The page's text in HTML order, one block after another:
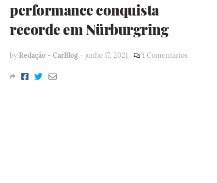
performance conquista
recorde em Nürburgring
by Redação - CarBlog - junho 17, 2021 1 Comentários